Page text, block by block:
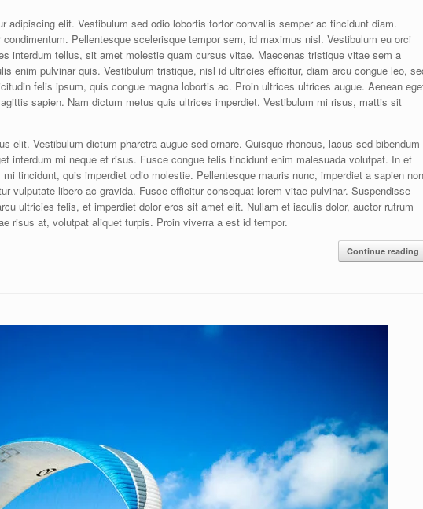
adipiscing elit. Vestibulum sed odio lobortis tortor convallis semper ac tincidunt diam.
Pellentesque scelerisque tempor sem, id maximus nisl. Vestibulum eu orci
interdum tellus, sit amet molestie quam cursus vitae. Maecenas tristique vitae sem a
enim pulvinar quis. Vestibulum tristique, nisl id ultricies efficitur, diam arcu congue leo,
felis ipsum, quis congue magna lobortis ac. Proin ultrices ultrices augue. Aenean
sapien. Nam dictum metus quis ultrices imperdiet. Vestibulum mi risus, mattis sit
elit. Vestibulum dictum pharetra augue sed ornare. Quisque rhoncus, lacus sed bibendum
interdum mi neque et risus. Fusce congue felis tincidunt enim malesuada volutpat. In et
tincidunt, quis imperdiet odio molestie. Pellentesque mauris nunc, imperdiet a sapien
vulputate libero ac gravida. Fusce efficitur consequat lorem vitae pulvinar. Suspendisse
ultricies felis, et imperdiet dolor eros sit amet elit. Nullam et iaculis dolor, auctor rutrum
risus at, volutpat aliquet turpis. Proin viverra a est id tempor.
Continue reading